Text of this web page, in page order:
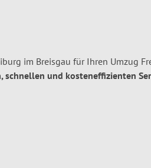
im Breisgau für Ihren Umzug
schnellen und kosteneffizienten